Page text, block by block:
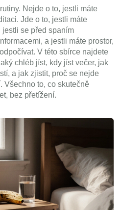
Nejde o to, jestli máte
Jde o to, jestli máte
jestli se před spaním
a jestli máte prostor,
V této sbírce najdete
chléb jíst, kdy jíst večer, jak
a jak zjistit, proč se nejde
Všechno to, co skutečně
bez přetížení.